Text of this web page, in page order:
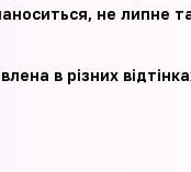
не липне
​​в різних